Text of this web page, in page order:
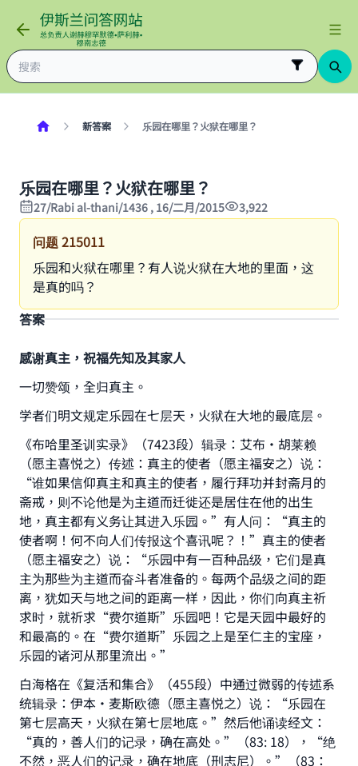
新答案 乐园在哪里？火狱在哪里？
乐园在哪里？火狱在哪里？
27/Rabi al-thani/1436 , 16/二月/2015 3,922
问题215011
乐园和火狱在哪里？有人说火狱在大地的里面，这
是真的吗？
答案
感谢真主，祝福先知及其家人
一切赞颂，全归真主。
学者们明文规定乐园在七层天，火狱在大地的最底层。
《布哈里圣训实录》（7423段）辑录：艾布·胡莱赖
（愿主喜悦之）传述：真主的使者（愿主福安之）说：
“谁如果信仰真主和真主的使者，履行拜功并封斋月的
斋戒，则不论他是为主道而迁徙还是居住在他的出生
地，真主都有义务让其进入乐园。”有人问：“真主的
使者啊！何不向人们传报这个喜讯呢？！”真主的使者
（愿主福安之）说：“乐园中有一百种品级，它们是真
主为那些为主道而奋斗者准备的。每两个品级之间的距
离，犹如天与地之间的距离一样，因此，你们向真主祈
求时，就祈求“费尔道斯”乐园吧！它是天园中最好的
和最高的。在“费尔道斯”乐园之上是至仁主的宝座，
乐园的诸河从那里流出。”
白海格在《复活和集合》（455段）中通过微弱的传述系
统辑录：伊本•麦斯欧德（愿主喜悦之）说：“乐园在
第七层高天，火狱在第七层地底。”然后他诵读经文：
“真的，善人们的记录，确在高处。”（83: 18），“绝
不然，恶人们的记录，确在地底（刑志尼）。”（83：